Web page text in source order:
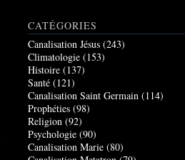
CATÉGORIES
Canalisation Jésus (243)
Climatologie (153)
Histoire (137)
Santé (121)
Canalisation Saint Germain (114)
Prophéties (98)
Religion (92)
Psychologie (90)
Canalisation Marie (80)